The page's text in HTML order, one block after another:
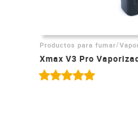
Productos para fumar/
Xmax V3 Pro